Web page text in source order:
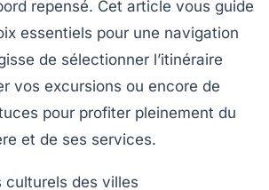
repensé. Cet article vous guide
essentiels pour une navigation
de sélectionner l’itinéraire
vos excursions ou encore de
pour profiter pleinement du
et de ses services.
culturels des villes